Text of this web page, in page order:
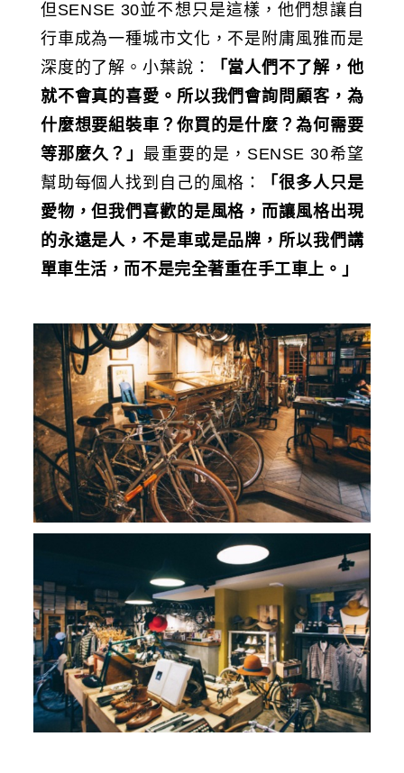
但SENSE 30並不想只是這樣，他們想讓自
行車成為一種城市文化，不是附庸風雅而是
深度的了解。小葉說：
「當人們不了解，他
就不會真的喜愛。所以我們會詢問顧客，為
什麼想要組裝車？你買的是什麼？為何需要
等那麼久？」最重要的是，SENSE 30希望
幫助每個人找到自己的風格：
「很多人只是
愛物，但我們喜歡的是風格，而讓風格出現
的永遠是人，不是車或是品牌，所以我們講
單車生活，而不是完全著重在手工車上。」